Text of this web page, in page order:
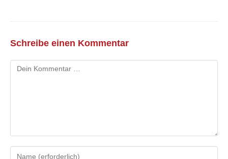
Schreibe einen Kommentar
Kommentar